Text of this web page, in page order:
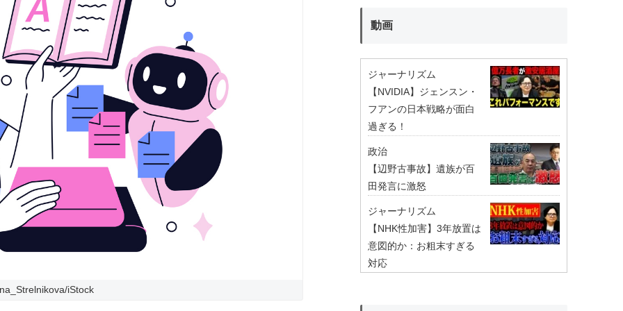
iStock
動画
ジャーナリズム
【NVIDIA】ジェンスン・
フアンの日本戦略が面白
過ぎる！
政治
【辺野古事故】遺族が百
田発言に激怒
ジャーナリズム
【NHK性加害】3年放置は
意図的か：お粗末すぎる
対応